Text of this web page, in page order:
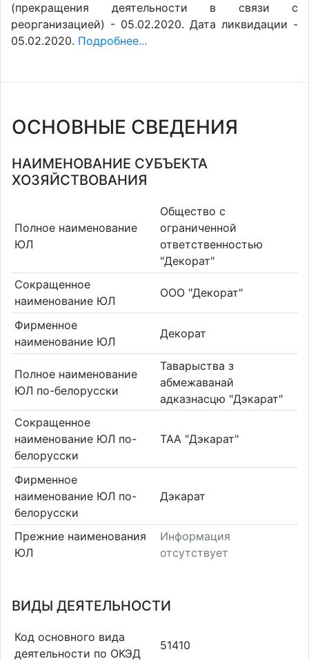
(прекращения деятельности в связи с
реорганизацией) - 05.02.2020. Дата ликвидации -
05.02.2020. Подробнее...
ОСНОВНЫЕ СВЕДЕНИЯ
НАИМЕНОВАНИЕ СУБЪЕКТА
ХОЗЯЙСТВОВАНИЯ
Полное наименование
ЮЛ
Общество с
ограниченной
ответственностью
"Декорат"
Сокращенное
наименование ЮЛ
ООО "Декорат"
Фирменное
наименование ЮЛ
Декорат
Полное наименование
ЮЛ по-белорусски
Таварыства з
абмежаванай
адказнасцю "Дэкарат"
Сокращенное
наименование ЮЛ по-
белорусски
ТАА "Дэкарат"
Фирменное
наименование ЮЛ по-
белорусски
Дэкарат
Прежние наименования
ЮЛ
Информация
отсутствует
ВИДЫ ДЕЯТЕЛЬНОСТИ
Код основного вида
деятельности по ОКЭД
51410